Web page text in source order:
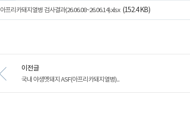
아프리카돼지열병 검사결과(26.06.08~26.06.14).xlsx (152.4 KB)
이전글
국내 야생멧돼지 ASF(아프리카돼지열병)...